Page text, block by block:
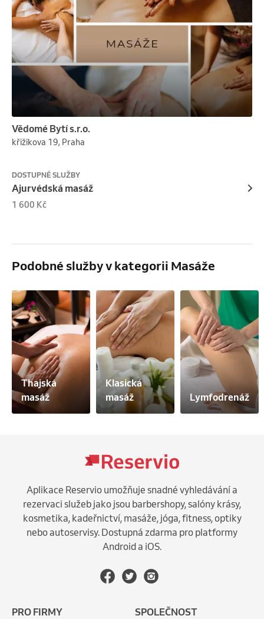
Vědomé Bytí s.r.o.
křižikova 19, Praha
DOSTUPNÉ SLUŽBY
Ajurvédská masáž
1 600 Kč
Podobné služby v kategorii Masáže
Thajská
masáž
Klasická
masáž
Lymfodrenáž
Aplikace Reservio umožňuje snadné vyhledávání a
rezervaci služeb jako jsou barbershopy, salóny krásy,
kosmetika, kadeřnictví, masáže, jóga, fitness, optiky
nebo autoservisy. Dostupná zdarma pro platformy
Android a iOS.
PRO FIRMY SPOLEČNOST